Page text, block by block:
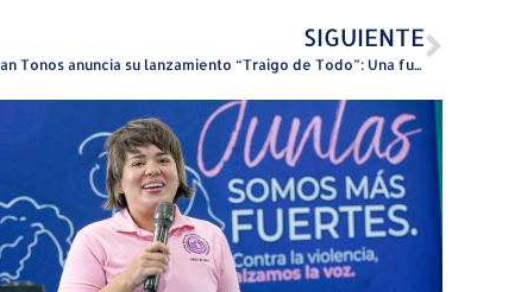
SIGUIENTE
Christian Tonos anuncia su lanzamiento “Traigo de Todo”: Una fusión caribeña para celebrar el verano